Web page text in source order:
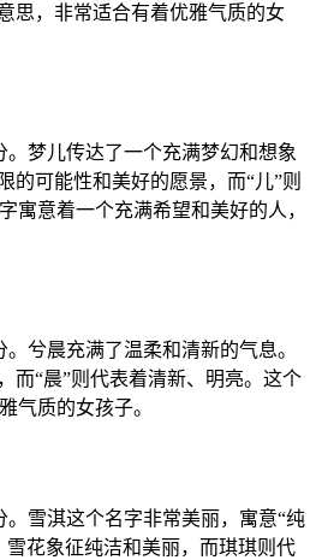
思，非常适合有着优雅气质的女
。梦儿传达了一个充满梦幻和想象
的可能性和美好的愿景，而“儿”则
寓意着一个充满希望和美好的人，
兮晨充满了温柔和清新的气息。
而“晨”则代表着清新、明亮。这个
气质的女孩子。
。雪淇这个名字非常美丽，寓意“纯
雪花象征纯洁和美丽，而琪琪则代